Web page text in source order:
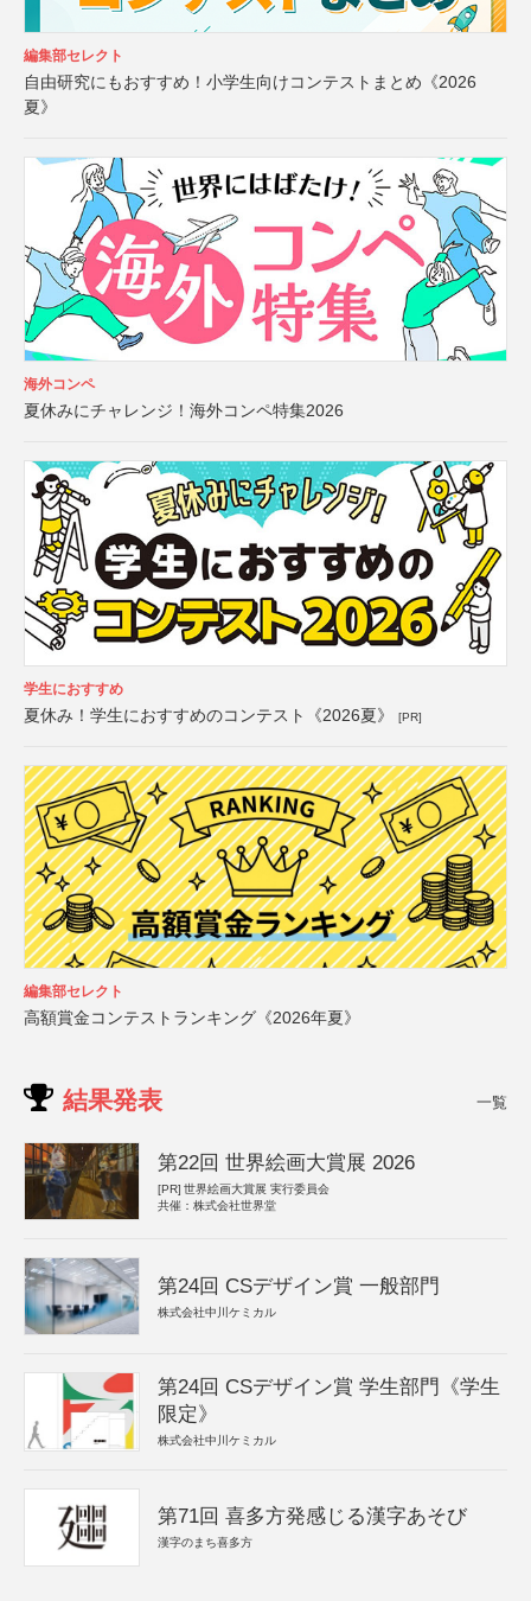
編集部セレクト
自由研究にもおすすめ！小学生向けコンテストまとめ《2026
夏》
海外コンペ
夏休みにチャレンジ！海外コンペ特集2026
学生におすすめ
夏休み！学生におすすめのコンテスト《2026夏》 [PR]
編集部セレクト
高額賞金コンテストランキング《2026年夏》
結果発表 一覧
第22回 世界絵画大賞展 2026
[PR] 世界絵画大賞展 実行委員会
共催：株式会社世界堂
第24回 CSデザイン賞 一般部門
株式会社中川ケミカル
第24回 CSデザイン賞 学生部門《学生
限定》
株式会社中川ケミカル
第71回 喜多方発感じる漢字あそび
漢字のまち喜多方